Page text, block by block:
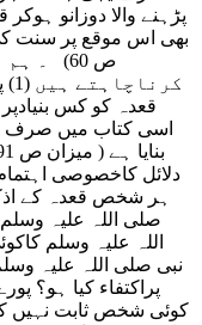
پڑہنے والا دوزانو
بھی اس موقع پر سنت
ص 60) ۔
قعدہ کو کس
اسی کتاب میں صرف
دلائل کاخصوصی
ہر شخص قعدہ کے
صلی اللہ علیہ
اللہ علیہ وسلم
نبی صلی اللہ علیہ
پراکتفاء کیا ہو؟
کوئی شخص ثابت نہیں